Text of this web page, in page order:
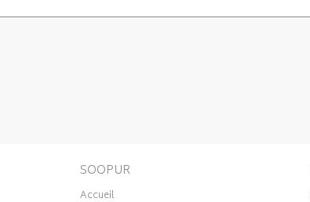
SOOPUR
Accueil